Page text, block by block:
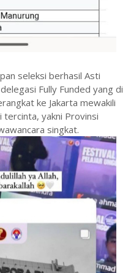
seleksi berhasil Asti
Fully Funded yang di
ke Jakarta mewakili
tercinta, yakni Provinsi
singkat.